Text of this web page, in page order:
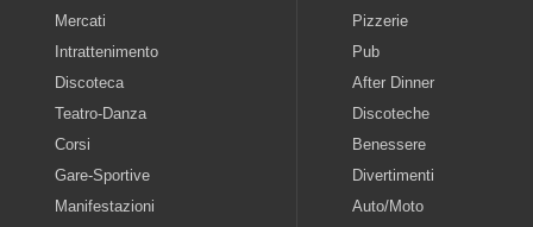
Mercati
Intrattenimento
Discoteca
Teatro-Danza
Corsi
Gare-Sportive
Manifestazioni
Pizzerie
Pub
After Dinner
Discoteche
Benessere
Divertimenti
Auto/Moto